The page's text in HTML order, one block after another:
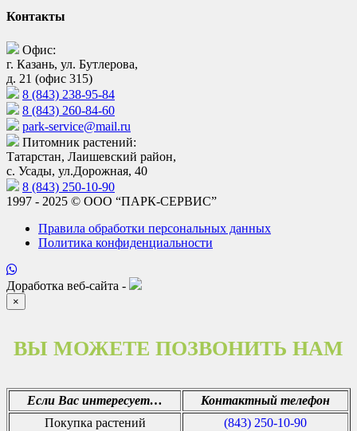
Контакты
Офис:
г. Казань, ул. Бутлерова,
д. 21 (офис 315)
8 (843) 238-95-84
8 (843) 260-84-60
park-service@mail.ru
Питомник растений:
Татарстан, Лаишевский район,
с. Усады, ул.Дорожная, 40
8 (843) 250-10-90
1997 - 2025 © ООО “ПАРК-СЕРВИС”
Правила обработки персональных данных
Политика конфиденциальности
Доработка веб-сайта -
×
ВЫ МОЖЕТЕ ПОЗВОНИТЬ НАМ
Если Вас интересует…
Контактный телефон
Покупка растений
(843) 250-10-90